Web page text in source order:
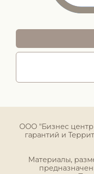
ООО "Бизнес центр
гарантий и
Материалы,